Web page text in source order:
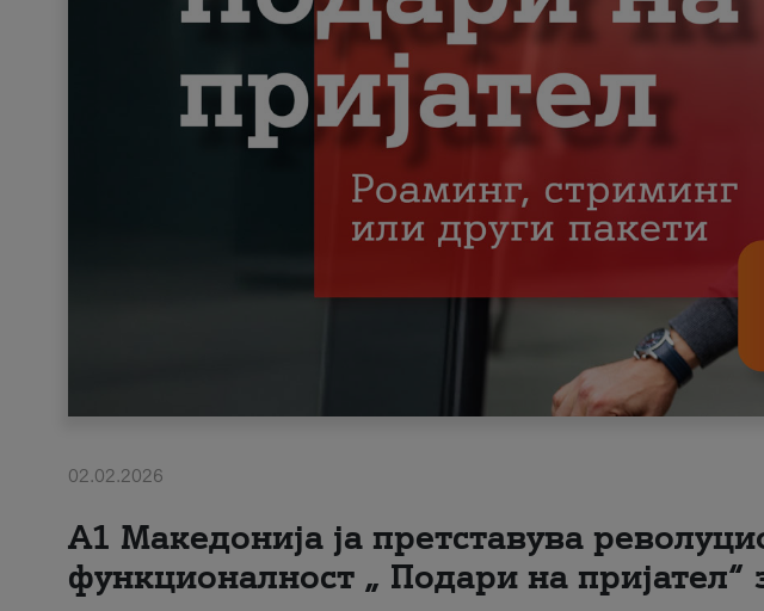
02.02.2026
А1 Македонија ја претставува
функционалност „ Подари на